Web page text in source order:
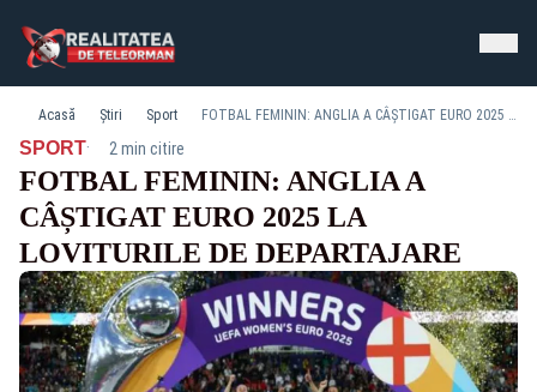
Acasă Știri Sport FOTBAL FEMININ: ANGLIA A CÂȘTIGAT EURO 2025 LA LOVITURILE DE DEPARTAJARE
SPORT· 2 min citire
FOTBAL FEMININ: ANGLIA A
CÂȘTIGAT EURO 2025 LA
LOVITURILE DE DEPARTAJARE